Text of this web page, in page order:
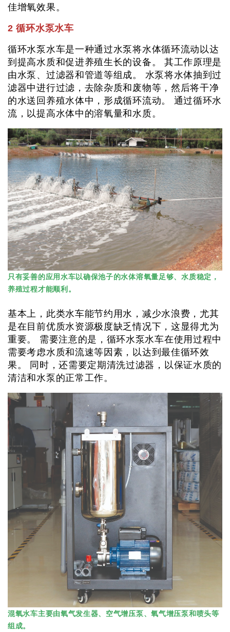
佳增氧效果。
2 循环水泵水车
循环水泵水车是一种通过水泵将水体循环流动以达
到提高水质和促进养殖生长的设备。 其工作原理是
由水泵、过滤器和管道等组成。 水泵将水体抽到过
滤器中进行过滤，去除杂质和废物等，然后将干净
的水送回养殖水体中，形成循环流动。 通过循环水
流，以提高水体中的溶氧量和水质。
只有妥善的应用水车以确保池子的水体溶氧量足够、水质稳定，
养殖过程才能顺利。
基本上，此类水车能节约用水，减少水浪费，尤其
是在目前优质水资源极度缺乏情况下，这显得尤为
重要。 需要注意的是，循环水泵水车在使用过程中
需要考虑水质和流速等因素，以达到最佳循环效
果。 同时，还需要定期清洗过滤器，以保证水质的
清洁和水泵的正常工作。
混氧水车主要由氧气发生器、空气增压泵、氧气增压泵和喷头等
组成。